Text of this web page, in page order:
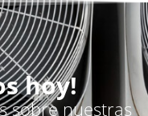
hoy!
sobre nuestras